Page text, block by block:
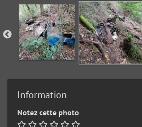
Information
Notez cette photo